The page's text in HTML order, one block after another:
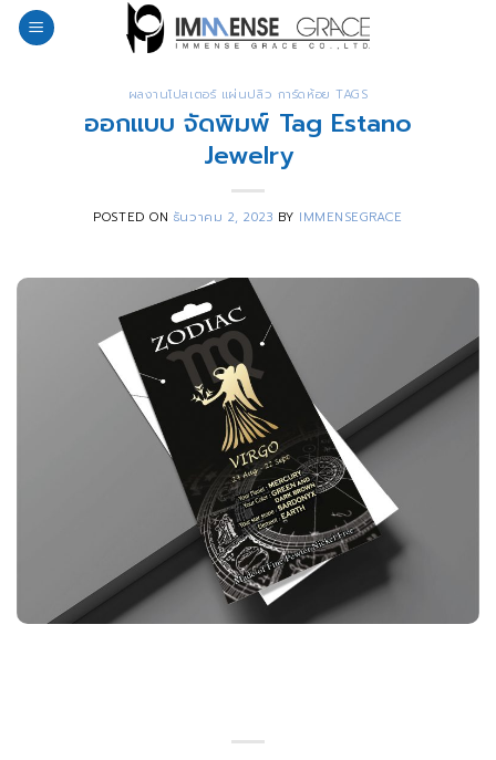
Skip
ผลงานโปสเตอร์ แผ่นปลิว การ์ดห้อย TAGS
ออกแบบ จัดพิมพ์ Tag Estano
Jewelry
POSTED ON ธันวาคม 2, 2023 BY IMMENSEGRACE